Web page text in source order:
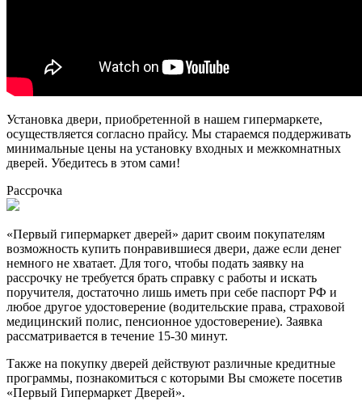
Установка двери, приобретенной в нашем гипермаркете,
осуществляется согласно прайсу. Мы стараемся поддерживать
минимальные цены на установку входных и межкомнатных
дверей. Убедитесь в этом сами!
Рассрочка
«Первый гипермаркет дверей» дарит своим покупателям
возможность купить понравившиеся двери, даже если денег
немного не хватает. Для того, чтобы подать заявку на
рассрочку не требуется брать справку с работы и искать
поручителя, достаточно лишь иметь при себе паспорт РФ и
любое другое удостоверение (водительские права, страховой
медицинский полис, пенсионное удостоверение). Заявка
рассматривается в течение 15-30 минут.
Также на покупку дверей действуют различные кредитные
программы, познакомиться с которыми Вы сможете посетив
«Первый Гипермаркет Дверей».